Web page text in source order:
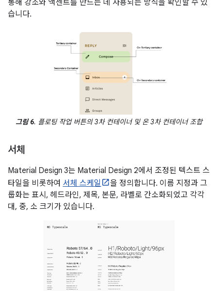
통해 강조와 액센트를 만드는 데 사용되는 방식을 확인할 수 있
습니다.
그림 6. 플로팅 작업 버튼의 3차 컨테이너 및 온 3차 컨테이너 조합
서체
Material Design 3는 Material Design 2에서 조정된 텍스트 스
타일을 비롯하여 서체 스케일
을 정의합니다. 이름 지정과 그
룹화는 표시, 헤드라인, 제목, 본문, 라벨로 간소화되었고 각각
대, 중, 소 크기가 있습니다.